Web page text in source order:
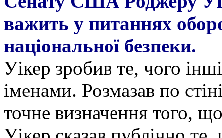
важить у питаннях
національної безпеки.
Уікер зробив те, чого
іменами. Розмазав по
точне визначення того,